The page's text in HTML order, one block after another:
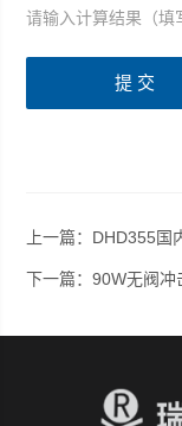
请输入计算结果（填
上一篇： DHD355国
下一篇：90W无阀冲